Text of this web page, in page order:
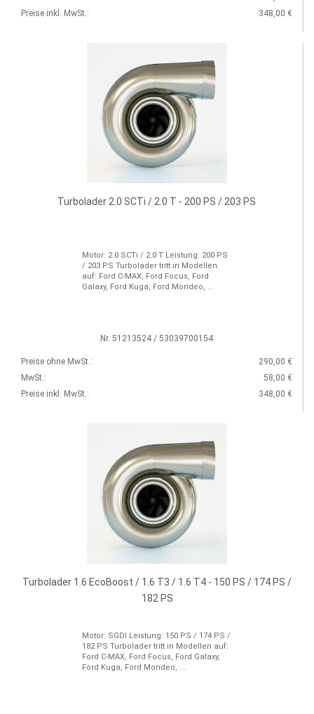
Preise inkl. MwSt.:
348,00 €
Turbolader 2.0 SCTi / 2.0 T - 200 PS / 203 PS
Motor: 2.0 SCTi / 2.0 T Leistung: 200 PS
/ 203 PS Turbolader tritt in Modellen
auf: Ford C-MAX, Ford Focus, Ford
Galaxy, Ford Kuga, Ford Mondeo, ...
Nr. 51213524 / 53039700154
Preise ohne MwSt.:
290,00 €
MwSt.:
58,00 €
Preise inkl. MwSt.:
348,00 €
Turbolader 1.6 EcoBoost / 1.6 T3 / 1.6 T4 - 150 PS / 174 PS /
182 PS
Motor: SGDI Leistung: 150 PS / 174 PS /
182 PS Turbolader tritt in Modellen auf:
Ford C-MAX, Ford Focus, Ford Galaxy,
Ford Kuga, Ford Mondeo, ...